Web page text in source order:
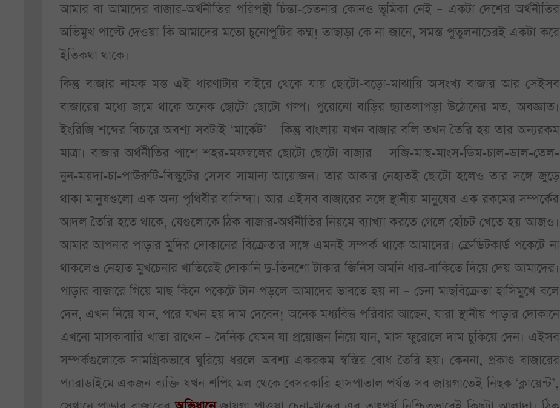
আমার বা আমাদের বাজার-অর্থনীতির পরিপন্থী চিন্তা-চেতনার কোনও ভূমিকা নেই – একটা দেশের অর্থনীতির
অভিমুখ পাল্টে দেওয়া কি আমাদের মতো চুনোপুটির কম্ম! তাছাড়া কে না জানে, সমস্ত পুতুলনাচেরই একটা করে
ইতিকথা থাকে।
কিন্তু বাজার নামক মস্ত এই ধারণাটার বাইরে থেকে যায় ছোটো-বড়ো-মাঝারি অসংখ্য বাজার আর সেইসব
বাজারের মধ্যে জমে থাকে অনেক ছোটো ছোটো গল্প। পুরোনো বাড়ির ছ্যাতলাপড়া উঠোনের মত, অবজ্ঞাত।
ইংরিজি শব্দের বিচারে অবশ্য সবটাই ‘মার্কেট’ – কিন্তু বাংলায় যখন বাজার বলি তখন তৈরি হয় তার অন্যরকম
মাত্রা। বাজার অর্থনীতির পাশে শহর-মফস্বলের ছোটো ছোটো বাজার – সব্জি-মাছ-মাংস-ডিম-চাল-ডাল-তেল-
নুন-ময়দা-চা-পাউরুটি-বিস্কুটের সেসব সামান্য আয়োজন। তার আকার নেহাতই ছোটো হলেও তার সঙ্গে জুড়ে
থাকা মানুষগুলো এক অন্য পৃথিবীর বাসিন্দা। আর এইসব বাজারের সঙ্গে স্থানীয় মানুষের এক রকমের সম্পর্কের
আদল তৈরি হতে থাকে, যেগুলোকে ঠিক বাজার-অর্থনীতির নিয়মে ব্যাখ্যা করতে গেলে হোঁচট খেতে হয় আজও।
আমার আপনার পাড়ার মুদির দোকানের বিক্রেতার সঙ্গে এমনই সম্পর্ক থাকে আমাদের। ক্রেডিটকার্ড পকেটে না
থাকলেও নেহাত মুখচেনার খাতিরেই দোকানি দু-তিনশো টাকার জিনিস অমনি ধার-বাকিতে দিয়ে দেয় আমাদের।
পাড়ার বাজারে গিয়ে মাছ কিনে পকেটে টান পড়লে আমাদের ভাবতে হয় না – চেনা মাছবিক্রেতা হাসিমুখে বলে
দেন, এখন নিয়ে যান, পরে যখন হয় দাম দেবেন! অনেক মধ্যবিত্ত পরিবার আছেন, যারা স্থানীয় পাড়ার দোকানে
এখনো মাসকাবারি খাতা রাখেন – দৈনিক যেমন যা প্রয়োজন নিয়ে যান, মাস ফুরোলে দাম চুকিয়ে দেন। এইসব
সম্পর্কগুলোকে সামগ্রিকভাবে ঘুরিয়ে ধরলে অবশ্য একরকম স্বস্তির বোধ তৈরি হয়। কেননা, প্রকাণ্ড বাজারের
প্যারাডাইমে একজন ব্যক্তি যখন শপিং মল থেকে বেসরকারি হাসপাতাল পর্যন্ত সব জায়গাতেই নিছক ‘ক্লায়েন্ট’,